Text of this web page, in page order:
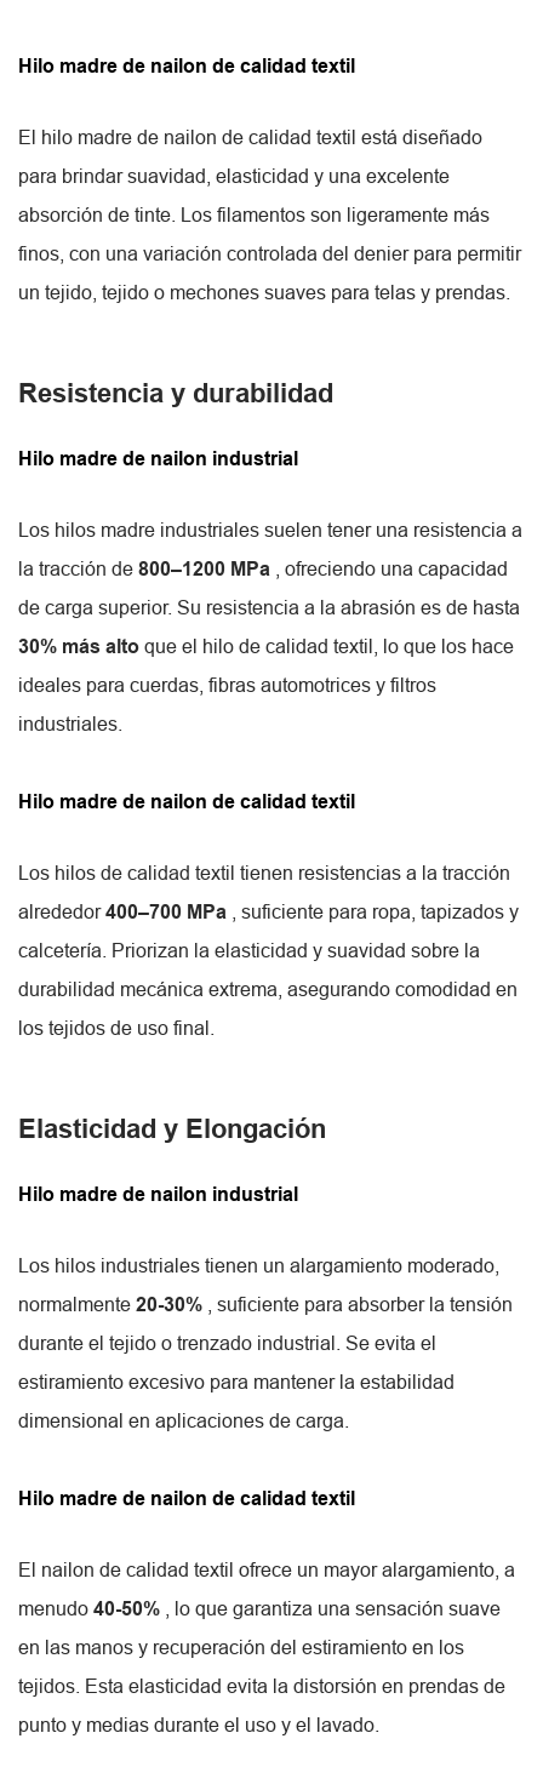
Hilo madre de nailon de calidad textil
El hilo madre de nailon de calidad textil está diseñado
para brindar suavidad, elasticidad y una excelente
absorción de tinte. Los filamentos son ligeramente más
finos, con una variación controlada del denier para permitir
un tejido, tejido o mechones suaves para telas y prendas.
Resistencia y durabilidad
Hilo madre de nailon industrial
Los hilos madre industriales suelen tener una resistencia a
la tracción de 800–1200 MPa
, ofreciendo una capacidad
de carga superior. Su resistencia a la abrasión es de hasta
30% más alto que el hilo de calidad textil, lo que los hace
ideales para cuerdas, fibras automotrices y filtros
industriales.
Hilo madre de nailon de calidad textil
Los hilos de calidad textil tienen resistencias a la tracción
alrededor400–700 MPa
, suficiente para ropa, tapizados y
calcetería. Priorizan la elasticidad y suavidad sobre la
durabilidad mecánica extrema, asegurando comodidad en
los tejidos de uso final.
Elasticidad y Elongación
Hilo madre de nailon industrial
Los hilos industriales tienen un alargamiento moderado,
normalmente 20-30%
, suficiente para absorber la tensión
durante el tejido o trenzado industrial. Se evita el
estiramiento excesivo para mantener la estabilidad
dimensional en aplicaciones de carga.
Hilo madre de nailon de calidad textil
El nailon de calidad textil ofrece un mayor alargamiento, a
menudo 40-50%
, lo que garantiza una sensación suave
en las manos y recuperación del estiramiento en los
tejidos. Esta elasticidad evita la distorsión en prendas de
punto y medias durante el uso y el lavado.